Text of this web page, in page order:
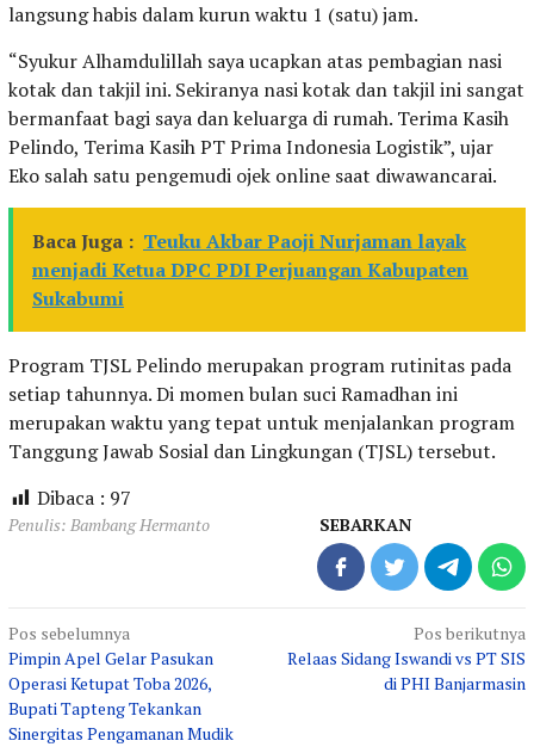
langsung habis dalam kurun waktu 1 (satu) jam.
“Syukur Alhamdulillah saya ucapkan atas pembagian nasi
kotak dan takjil ini. Sekiranya nasi kotak dan takjil ini sangat
bermanfaat bagi saya dan keluarga di rumah. Terima Kasih
Pelindo, Terima Kasih PT Prima Indonesia Logistik”, ujar
Eko salah satu pengemudi ojek online saat diwawancarai.
Baca Juga : Teuku Akbar Paoji Nurjaman layak
menjadi Ketua DPC PDI Perjuangan Kabupaten
Sukabumi
Program TJSL Pelindo merupakan program rutinitas pada
setiap tahunnya. Di momen bulan suci Ramadhan ini
merupakan waktu yang tepat untuk menjalankan program
Tanggung Jawab Sosial dan Lingkungan (TJSL) tersebut.
Dibaca : 97
Penulis: Bambang Hermanto SEBARKAN
Navigasi
pos
Pos sebelumnya
Pimpin Apel Gelar Pasukan
Operasi Ketupat Toba 2026,
Bupati Tapteng Tekankan
Sinergitas Pengamanan Mudik
Pos berikutnya
Relaas Sidang Iswandi vs PT SIS
di PHI Banjarmasin